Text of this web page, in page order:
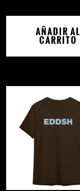
AÑADIR AL
CARRITO